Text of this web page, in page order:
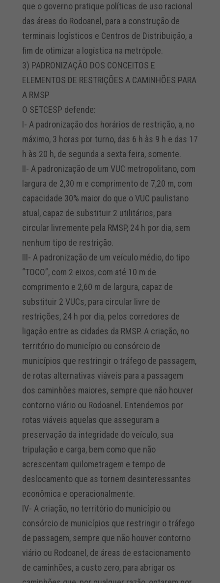
que o governo pratique políticas de uso racional
das áreas do Rodoanel, para a construção de
terminais logísticos e Centros de Distribuição, a
fim de otimizar a logística na metrópole.
3) PADRONIZAÇÃO DOS CONCEITOS E
ELEMENTOS DE RESTRIÇÕES A CAMINHÕES PARA
A RMSP
O SETCESP defende:
I- A padronização dos horários de restrição, a, no
máximo, 3 horas por turno, das 6 h às 9 h e das 17
h às 20 h, de segunda a sexta feira, somente.
II- A padronização de um VUC metropolitano, com
largura de 2,30 m e comprimento de 7,20 m, com
capacidade 30% maior do que o VUC paulistano
atual, capaz de substituir 2 utilitários, para
circular livremente pela RMSP, 24 h por dia, sem
nenhum tipo de restrição.
III- A padronização de um veículo médio, do tipo
“TOCO”, com 2 eixos, com até 10 m de
comprimento e 2,60 m de largura, capaz de
substituir 2 VUCs, para circular livre de
restrições, 24 h por dia, pelos corredores de
ligação entre as cidades da RMSP. A criação, no
território do município ou consórcio de
municípios que restringir o tráfego de passagem,
de rotas alternativas viáveis para a passagem
dos caminhões maiores, sempre que não houver
contorno viário ou Rodoanel. Entendemos por
rotas viáveis aquelas que asseguram a
preservação da integridade do veículo, sua
tripulação e carga, bem como que não
acrescentam quilometragem e tempo de
deslocamento que as tornem desinteressantes
econômica e operacionalmente.
IV- A criação, no território do município ou
consórcio de municípios que restringir o tráfego
de passagem, sempre que não houver contorno
viário ou Rodoanel, de áreas de estacionamento
de caminhões, a custo zero, para abrigar os